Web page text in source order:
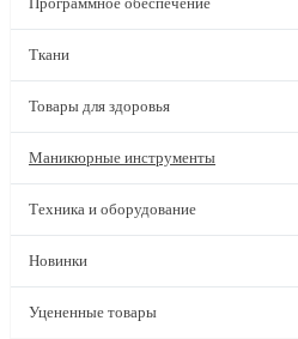
Ткани
Товары для здоровья
Маникюрные инструменты
Техника и оборудование
Новинки
Уцененные товары